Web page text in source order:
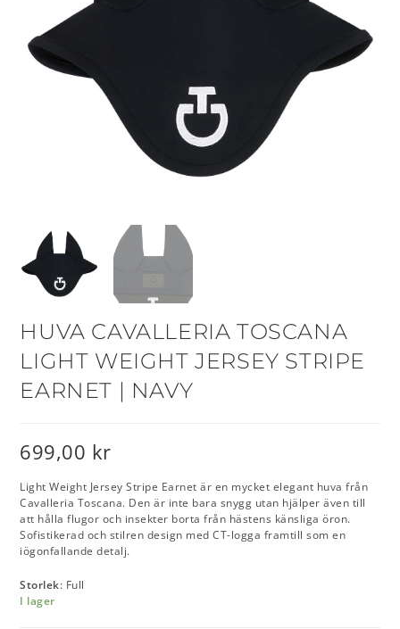
HUVA CAVALLERIA TOSCANA
LIGHT WEIGHT JERSEY STRIPE
EARNET | NAVY
699,00 kr
Light Weight Jersey Stripe Earnet är en mycket elegant huva från
Cavalleria Toscana. Den är inte bara snygg utan hjälper även till
att hålla flugor och insekter borta från hästens känsliga öron.
Sofistikerad och stilren design med CT-logga framtill som en
iögonfallande detalj.
Storlek: Full
I lager